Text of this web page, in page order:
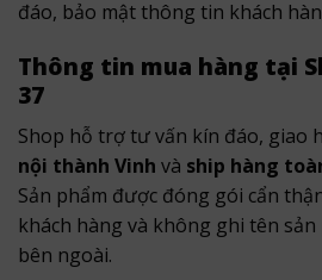
đáo, bảo mật thông tin khách
Thông tin mua hàng tại
37
Shop hỗ trợ tư vấn kín đáo, giao
nội thành Vinh và ship hàng
Sản phẩm được đóng gói cẩn
khách hàng và không ghi tên sản
bên ngoài.